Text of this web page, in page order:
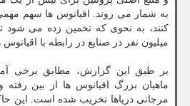
به شمار ‏می روند. اقیانوس ها سهم
میلیون نفر در صنایع در رابطه با
مرجانی دریاها ‏تخریب شده است. این